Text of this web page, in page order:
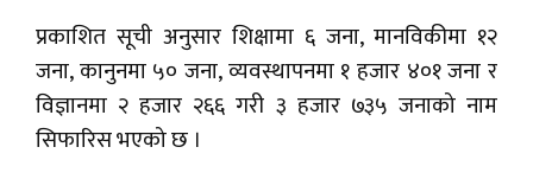
प्रकाशित सूची अनुसार शिक्षामा ६ जना, मानविकीमा १२
जना, कानुनमा ५० जना, व्यवस्थापनमा १ हजार ४०१ जना र
विज्ञानमा २ हजार २६६ गरी ३ हजार ७३५ जनाको नाम
सिफारिस भएको छ ।